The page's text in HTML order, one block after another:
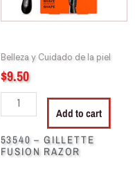
Belleza y Cuidado de la piel
$9.50
Add to cart
53540 – GILLETTE
FUSION RAZOR